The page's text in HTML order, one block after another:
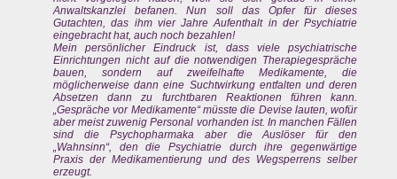
Anwaltskanzlei befanen. Nun soll das Opfer für dieses
Gutachten, das ihm vier Jahre Aufenthalt in der Psychiatrie
eingebracht hat, auch noch bezahlen!
Mein persönlicher Eindruck ist, dass viele psychiatrische
Einrichtungen nicht auf die notwendigen Therapiegespräche
bauen, sondern auf zweifelhafte Medikamente, die
möglicherweise dann eine Suchtwirkung entfalten und deren
Absetzen dann zu furchtbaren Reaktionen führen kann.
„Gespräche vor Medikamente“ müsste die Devise lauten, wofür
aber meist zuwenig Personal vorhanden ist. In manchen Fällen
sind die Psychopharmaka aber die Auslöser für den
„Wahnsinn“, den die Psychiatrie durch ihre gegenwärtige
Praxis der Medikamentierung und des Wegsperrens selber
erzeugt.